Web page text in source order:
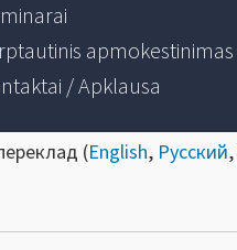
apmokestinimas
/ Apklausa
(English, Русский,